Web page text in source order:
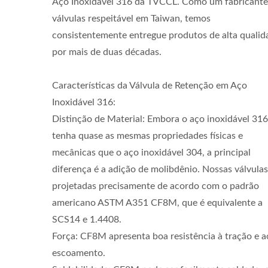
válvulas respeitável em Taiwan, temos
consistentemente entregue produtos de alta
por mais de duas décadas.
Características da Válvula de Retenção em Aço
Inoxidável 316:
Distinção de Material: Embora o aço inoxidável 316
tenha quase as mesmas propriedades físicas e
mecânicas que o aço inoxidável 304, a principal
diferença é a adição de molibdênio. Nossas
projetadas precisamente de acordo com o padrão
americano ASTM A351 CF8M, que é equivalente a
SCS14 e 1.4408.
Força: CF8M apresenta boa resistência à tração e
escoamento.